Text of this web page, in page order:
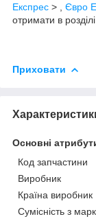
Експрес > , Євро
отримати в
Приховати
Основні
Код запчастини
Виробник
Країна виробник
Сумісність з